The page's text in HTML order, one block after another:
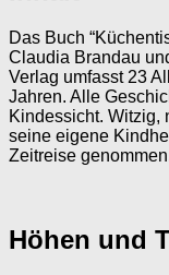
Das Buch
Claudia Brandau
Verlag umfasst 23
Jahren. Alle
Kindessicht. Witzig,
seine eigene
Zeitreise
Höhen und